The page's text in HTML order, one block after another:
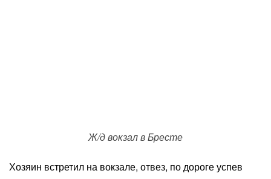
Ж/д вокзал в Бресте
Хозяин встретил на вокзале, отвез, по дороге успев